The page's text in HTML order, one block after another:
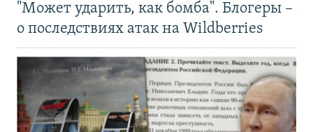
"Может ударить, как бомба". Блогеры –
о последствиях атак на Wildberries